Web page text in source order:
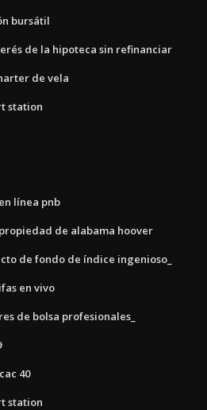
bursátil
de la hipoteca sin refinanciar
de vela
station
línea pnb
de alabama hoover
de fondo de índice ingenioso_
en vivo
de bolsa profesionales_
40
station